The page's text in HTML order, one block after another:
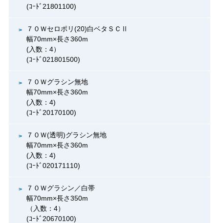
(ｺｰﾄﾞ21801100)
７０Ｗセロポリ(20)白ベタＳＣⅡ
幅70mm×長さ360m
(入数：4）
(ｺｰﾄﾞ021801500)
７０Ｗグラシン無地
幅70mm×長さ360m
(入数：4)
(ｺｰﾄﾞ20170100)
７０Ｗ(透明)グラシン無地
幅70mm×長さ360m
(入数：4)
(ｺｰﾄﾞ020171110)
７０Ｗグラシン／白帯
幅70mm×長さ350m
（入数：4）
(ｺｰﾄﾞ20670100)